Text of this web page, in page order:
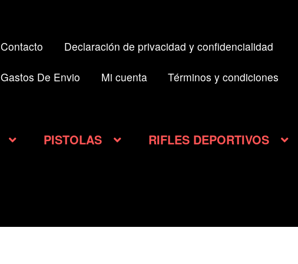
Contacto Declaración de privacidad y confidencialidad
Gastos De Envio Mi cuenta Términos y condiciones
PISTOLAS RIFLES DEPORTIVOS